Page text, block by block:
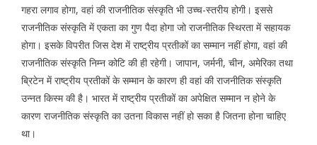
गहरा लगाव होगा, वहां की राजनीतिक संस्कृति भी उच्च-स्तरीय होगी। इससे
राजनीतिक संस्कृति में एकता का गुण पैदा होगा जो राजनीतिक स्थिरता में सहायक
होगा। इसके विपरीत जिस देश में राष्ट्रीय प्रतीकों का सम्मान नहीं होगा, वहां की
राजनीतिक संस्कृति निम्न कोटि की ही रहेगी। जापान, जर्मनी, चीन, अमेरिका तथा
ब्रिटेन में राष्ट्रीय प्रतीकों के सम्मान के कारण ही वहां की राजनीतिक संस्कृति
उन्नत किस्म की है। भारत में राष्ट्रीय प्रतीकों का अपेक्षित सम्मान न होने के
कारण राजनीतिक संस्कृति का उतना विकास नहीं हो सका है जितना होना चाहिए
था।